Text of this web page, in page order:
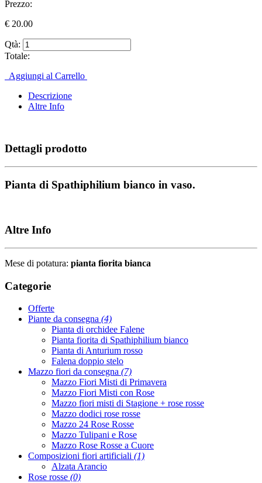
Prezzo:
€ 20.00
Qtà:
Totale:
Aggiungi al Carrello
Descrizione
Altre Info
Dettagli prodotto
Pianta di Spathiphilium bianco in vaso.
Altre Info
Mese di potatura: pianta fiorita bianca
Categorie
Offerte
Piante da consegna (4)
Pianta di orchidee Falene
Pianta fiorita di Spathiphilium bianco
Pianta di Anturium rosso
Falena doppio stelo
Mazzo fiori da consegna (7)
Mazzo Fiori Misti di Primavera
Mazzo Fiori Misti con Rose
Mazzo fiori misti di Stagione + rose rosse
Mazzo dodici rose rosse
Mazzo 24 Rose Rosse
Mazzo Tulipani e Rose
Mazzo Rose Rosse a Cuore
Composizioni fiori artificiali (1)
Alzata Arancio
Rose rosse (0)